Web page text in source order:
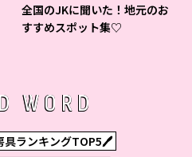
全国のJKに聞いた！地元のお
すすめスポット集♡
WORD
具ランキングTOP5🖊